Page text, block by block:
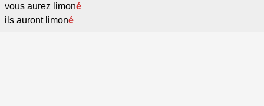
vous aurez limoné
ils auront limoné